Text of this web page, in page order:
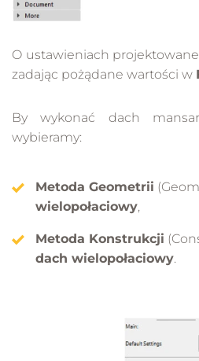
O ustawieniach
zadając pożądane wartości w
By wykonać dach
wybieramy:
Metoda Geometrii
wielopołaciowy,
Metoda Konstrukcji
dach wielopołaciowy.